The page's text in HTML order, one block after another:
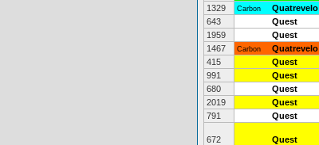
1329
Carbon Quatrevelo
643
Quest
1959
Quest
1467
Carbon Quatrevelo
415
Quest
991
Quest
680
Quest
2019
Quest
791
Quest
672 Quest